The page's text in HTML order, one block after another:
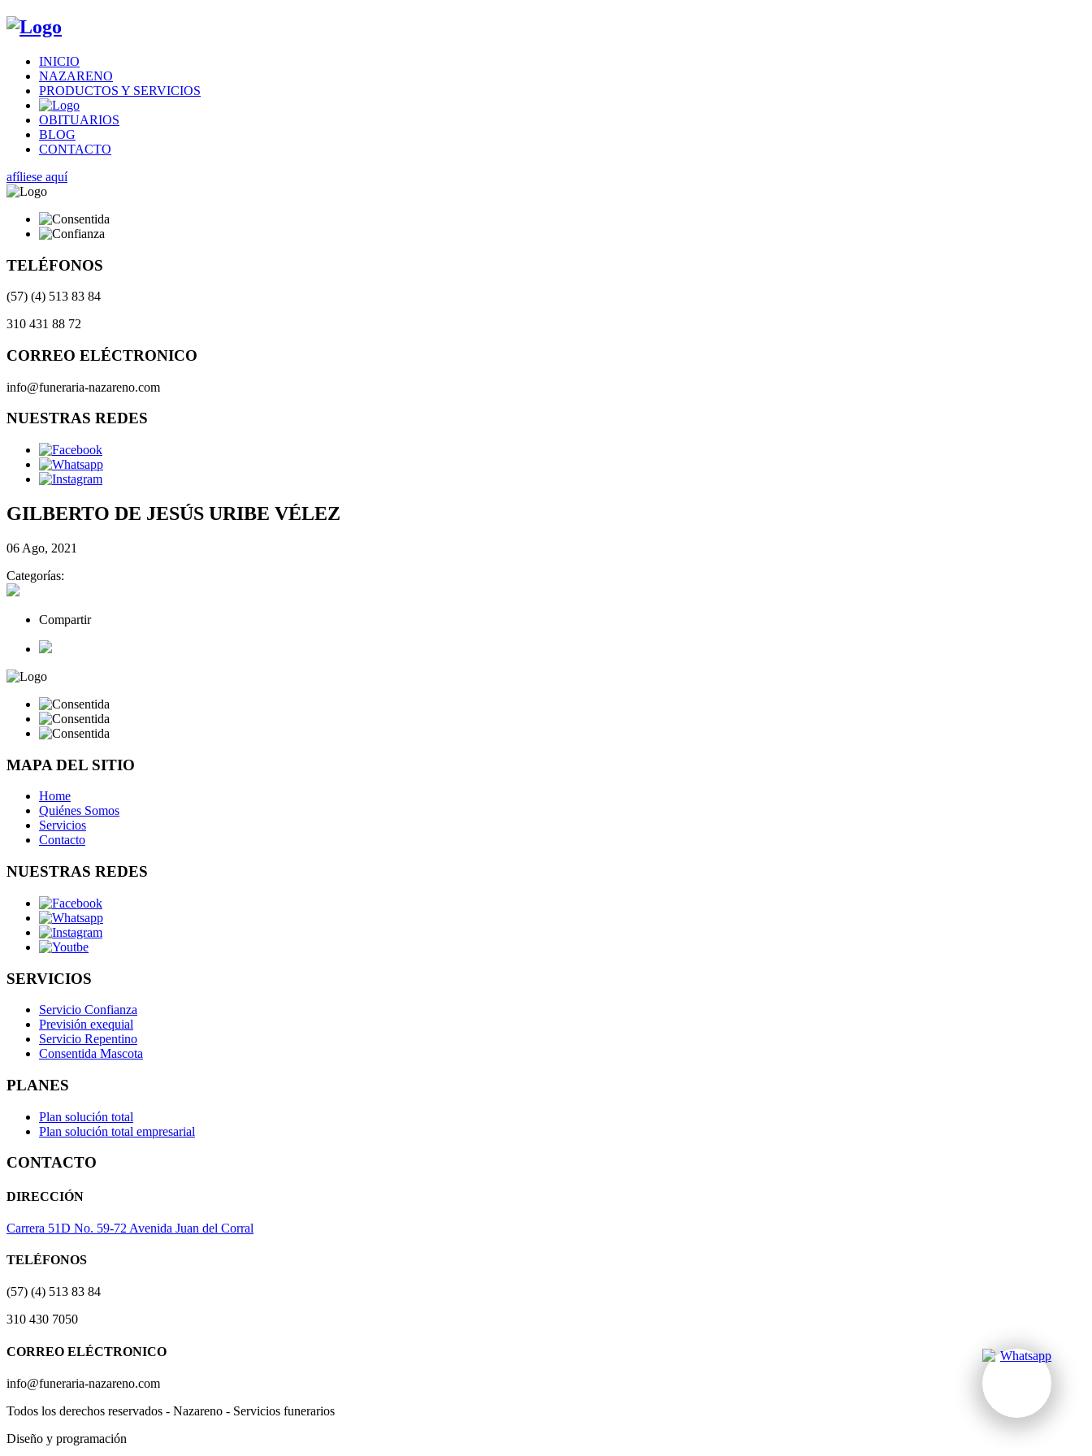
INICIO
NAZARENO
PRODUCTOS Y SERVICIOS
OBITUARIOS
BLOG
CONTACTO
afíliese aquí
TELÉFONOS
(57) (4) 513 83 84
310 431 88 72
CORREO ELÉCTRONICO
info@funeraria-nazareno.com
NUESTRAS REDES
GILBERTO DE JESÚS URIBE VÉLEZ
06 Ago, 2021
Categorías:
Compartir
MAPA DEL SITIO
Home
Quiénes Somos
Servicios
Contacto
NUESTRAS REDES
SERVICIOS
Servicio Confianza
Previsión exequial
Servicio Repentino
Consentida Mascota
PLANES
Plan solución total
Plan solución total empresarial
CONTACTO
DIRECCIÓN
Carrera 51D No. 59-72 Avenida Juan del Corral
TELÉFONOS
(57) (4) 513 83 84
310 430 7050
CORREO ELÉCTRONICO
info@funeraria-nazareno.com
Todos los derechos reservados - Nazareno - Servicios funerarios
Diseño y programación